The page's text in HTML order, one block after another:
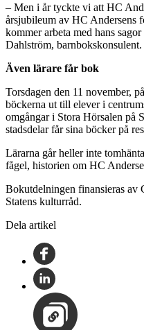
– Men i år tyckte vi att HC
årsjubileum av HC Andersens
kommer arbeta med hans
Dahlström, barnbokskonsulent.
Även lärare får bok
Torsdagen den 11 november,
böckerna ut till elever i
omgångar i Stora Hörsalen på
stadsdelar får sina böcker på
Lärarna går heller inte
fågel, historien om HC
Bokutdelningen finansieras av
Statens kulturråd.
Dela artikel